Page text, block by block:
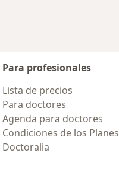
Para profesionales
Lista de precios
Para doctores
Agenda para doctores
Condiciones de los Planes
Doctoralia